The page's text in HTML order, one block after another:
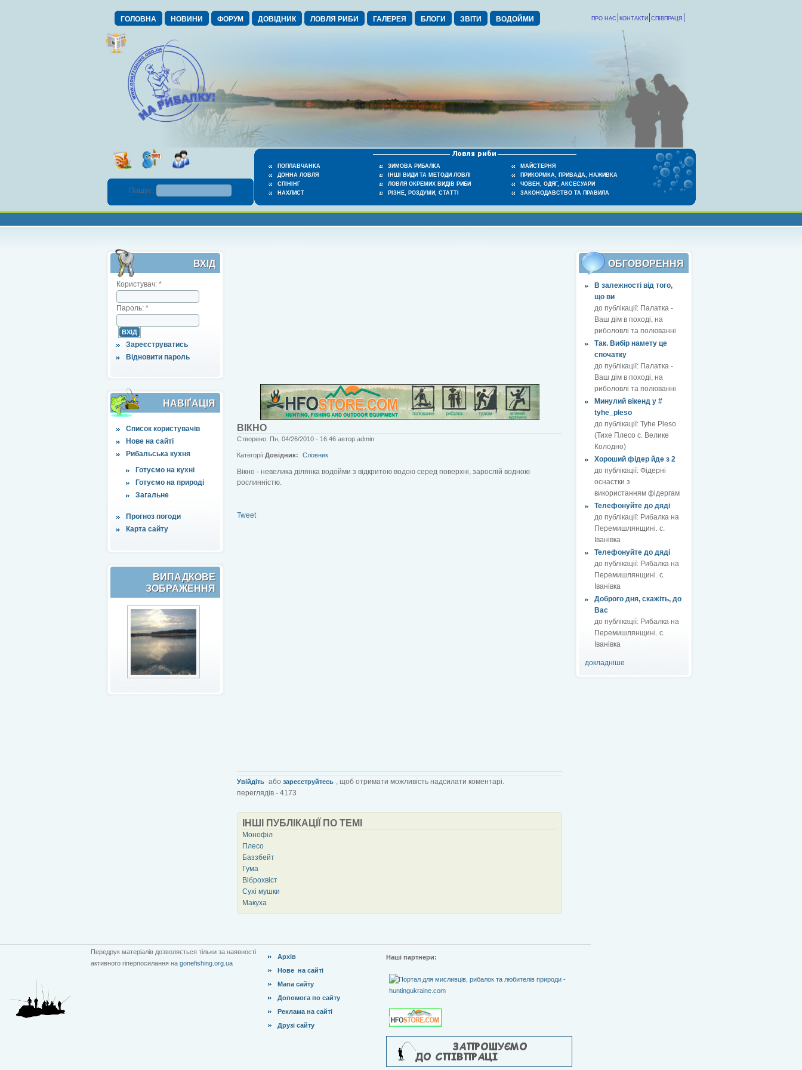
ГОЛОВНА НОВИНИ ФОРУМ ДОВІДНИК ЛОВЛЯ РИБИ ГАЛЕРЕЯ БЛОГИ ЗВІТИ ВОДОЙМИ СПІВПРАЦЯ
КОНТАКТИ
ПРО НАС
ПОПЛАВЧАНКА
ДОННА ЛОВЛЯ
СПІНІНГ
НАХЛИСТ
ЗИМОВА РИБАЛКА
ІНШІ ВИДИ ТА МЕТОДИ ЛОВЛІ
ЛОВЛЯ ОКРЕМИХ ВИДІВ РИБИ
РІЗНЕ, РОЗДУМИ, СТАТТІ
МАЙСТЕРНЯ
ПРИКОРМКА, ПРИВАДА, НАЖИВКА
ЧОВЕН, ОДЯГ, АКСЕСУАРИ
ЗАКОНОДАВСТВО ТА ПРАВИЛА
Пошук :
ВХІД
Користувач: *
Пароль: *
Зареєструватись
Відновити пароль
НАВІҐАЦІЯ
Список користувачів
Нове на сайті
Рибальська кухня
Готуємо на кухні
Готуємо на природі
Загальне
Прогноз погоди
Карта сайту
ВИПАДКОВЕ
ЗОБРАЖЕННЯ
ОБГОВОРЕННЯ
В залежності від того,
що ви
до публікації: Палатка -
Ваш дім в поході, на
риболовлі та полюванні
Так. Вибір намету це
спочатку
до публікації: Палатка -
Ваш дім в поході, на
риболовлі та полюванні
Минулий вікенд у #
tyhe_pleso
до публікації: Tyhe Pleso
(Тихе Плесо с. Велике
Колодно)
Хороший фідер йде з 2
до публікації: Фідерні
оснастки з
використанням фідергам
Телефонуйте до дяді
до публікації: Рибалка на
Перемишлянщині. с.
Іванівка
Телефонуйте до дяді
до публікації: Рибалка на
Перемишлянщині. с.
Іванівка
Доброго дня, скажіть, до
Вас
до публікації: Рибалка на
Перемишлянщині. с.
Іванівка
докладніше
ВІКНО
Створено: Пн, 04/26/2010 - 16:46 автор:admin
Категорії:Довідник: Словник
Вікно - невелика ділянка водойми з відкритою водою серед поверхні, зарослій водною
рослинністю.
Tweet
Увійдіть або зареєструйтесь , щоб отримати можливість надсилати коментарі.
переглядів - 4173
ІНШІ ПУБЛІКАЦІЇ ПО ТЕМІ
Монофіл
Плесо
Баззбейт
Гума
Віброхвіст
Сухі мушки
Макуха
Передрук матеріалів дозволяється тільки за наявності
активного гіперпосилання на gonefishing.org.ua
Архів
Нове на сайті
Мапа сайту
Допомога по сайту
Реклама на сайті
Друзі сайту
Наші партнери: